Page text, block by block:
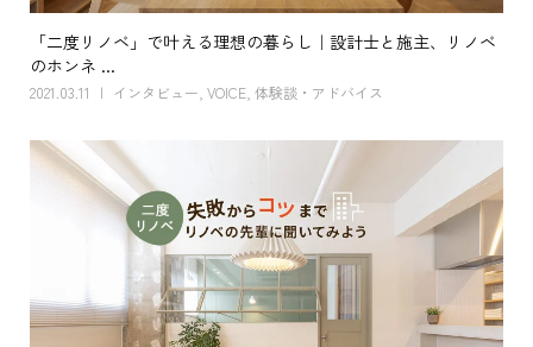
「二度リノベ」で叶える理想の暮らし｜設計士と施主、リノベ
のホンネ ...
2021.03.11 インタビュー VOICE, 体験談・アドバイス